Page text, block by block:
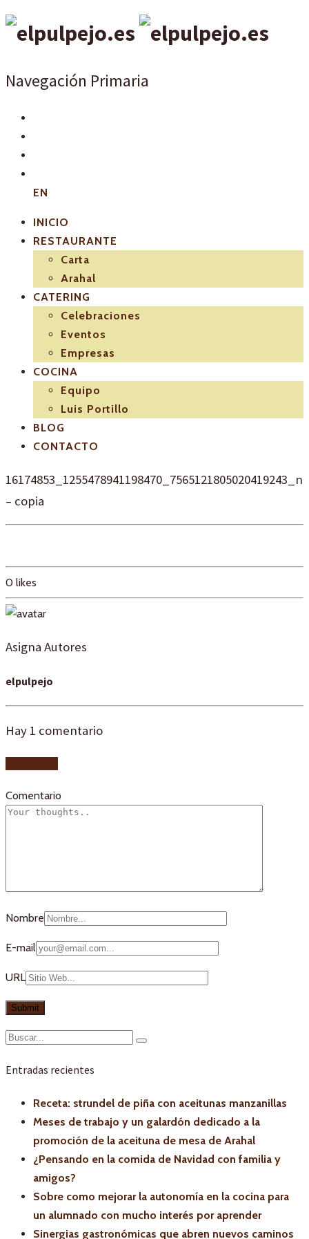
Navegación Primaria
EN
INICIO
RESTAURANTE
Carta
Arahal
CATERING
Celebraciones
Eventos
Empresas
COCINA
Equipo
Luis Portillo
BLOG
CONTACTO
16174853_1255478941198470_7565121805020419243_n
– copia
0 likes
Asigna Autores
elpulpejo
Hay 1 comentario
Comentario
Nombre
E-mail
URL
Entradas recientes
Receta: strundel de piña con aceitunas manzanillas
Meses de trabajo y un galardón dedicado a la
promoción de la aceituna de mesa de Arahal
¿Pensando en la comida de Navidad con familia y
amigos?
Sobre como mejorar la autonomía en la cocina para
un alumnado con mucho interés por aprender
Sinergias gastronómicas que abren nuevos caminos